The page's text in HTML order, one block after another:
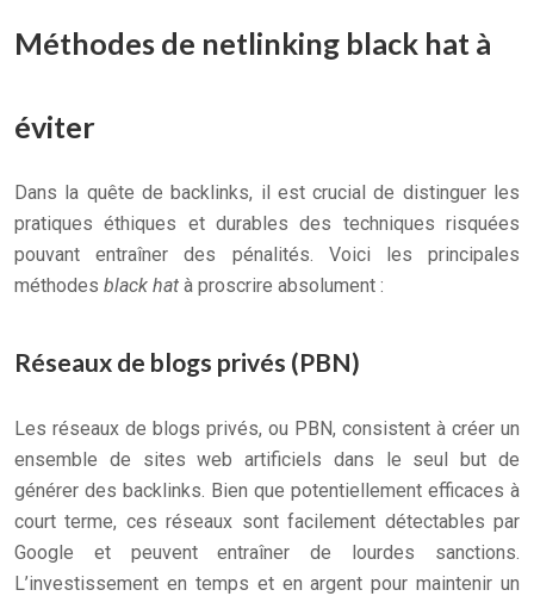
Méthodes de netlinking black hat à
éviter
Dans la quête de backlinks, il est crucial de distinguer les
pratiques éthiques et durables des techniques risquées
pouvant entraîner des pénalités. Voici les principales
méthodes black hat à proscrire absolument :
Réseaux de blogs privés (PBN)
Les réseaux de blogs privés, ou PBN, consistent à créer un
ensemble de sites web artificiels dans le seul but de
générer des backlinks. Bien que potentiellement efficaces à
court terme, ces réseaux sont facilement détectables par
Google et peuvent entraîner de lourdes sanctions.
L’investissement en temps et en argent pour maintenir un